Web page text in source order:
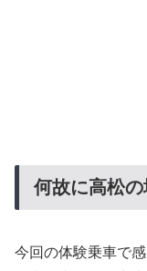
何故に高松の
今回の体験乗車で